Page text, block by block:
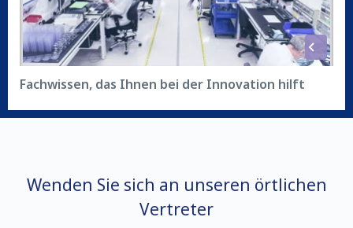
Fachwissen, das Ihnen bei der Innovation hilft
Wenden Sie sich an unseren örtlichen
Vertreter